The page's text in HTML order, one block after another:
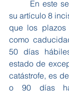
su artículo 8
que los plazos
como
50 días
estado de
catástrofe, es
o 90 días